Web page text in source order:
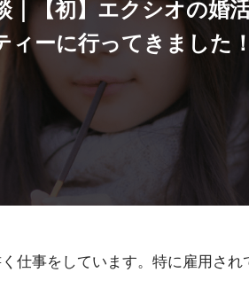
｜【初】エクシオの婚
ィーに行ってきました！
仕事をしています。特に雇用され